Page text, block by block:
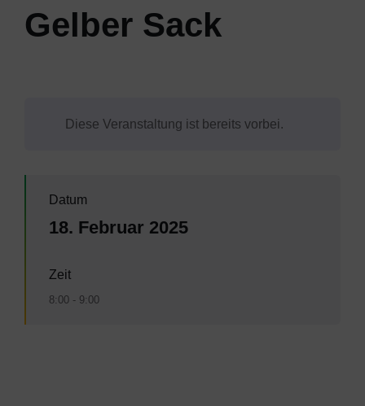
Gelber Sack
Diese Veranstaltung ist bereits vorbei.
Datum
18. Februar 2025
Zeit
8:00 - 9:00